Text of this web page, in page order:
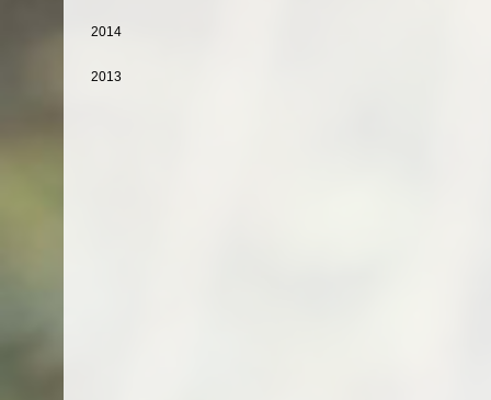
2014
2013